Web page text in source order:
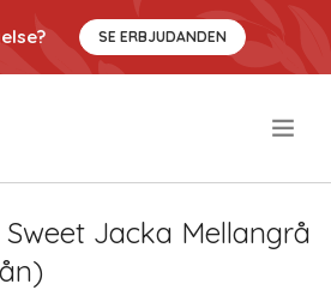
SE ERBJUDANDEN
Jacka Mellangrå